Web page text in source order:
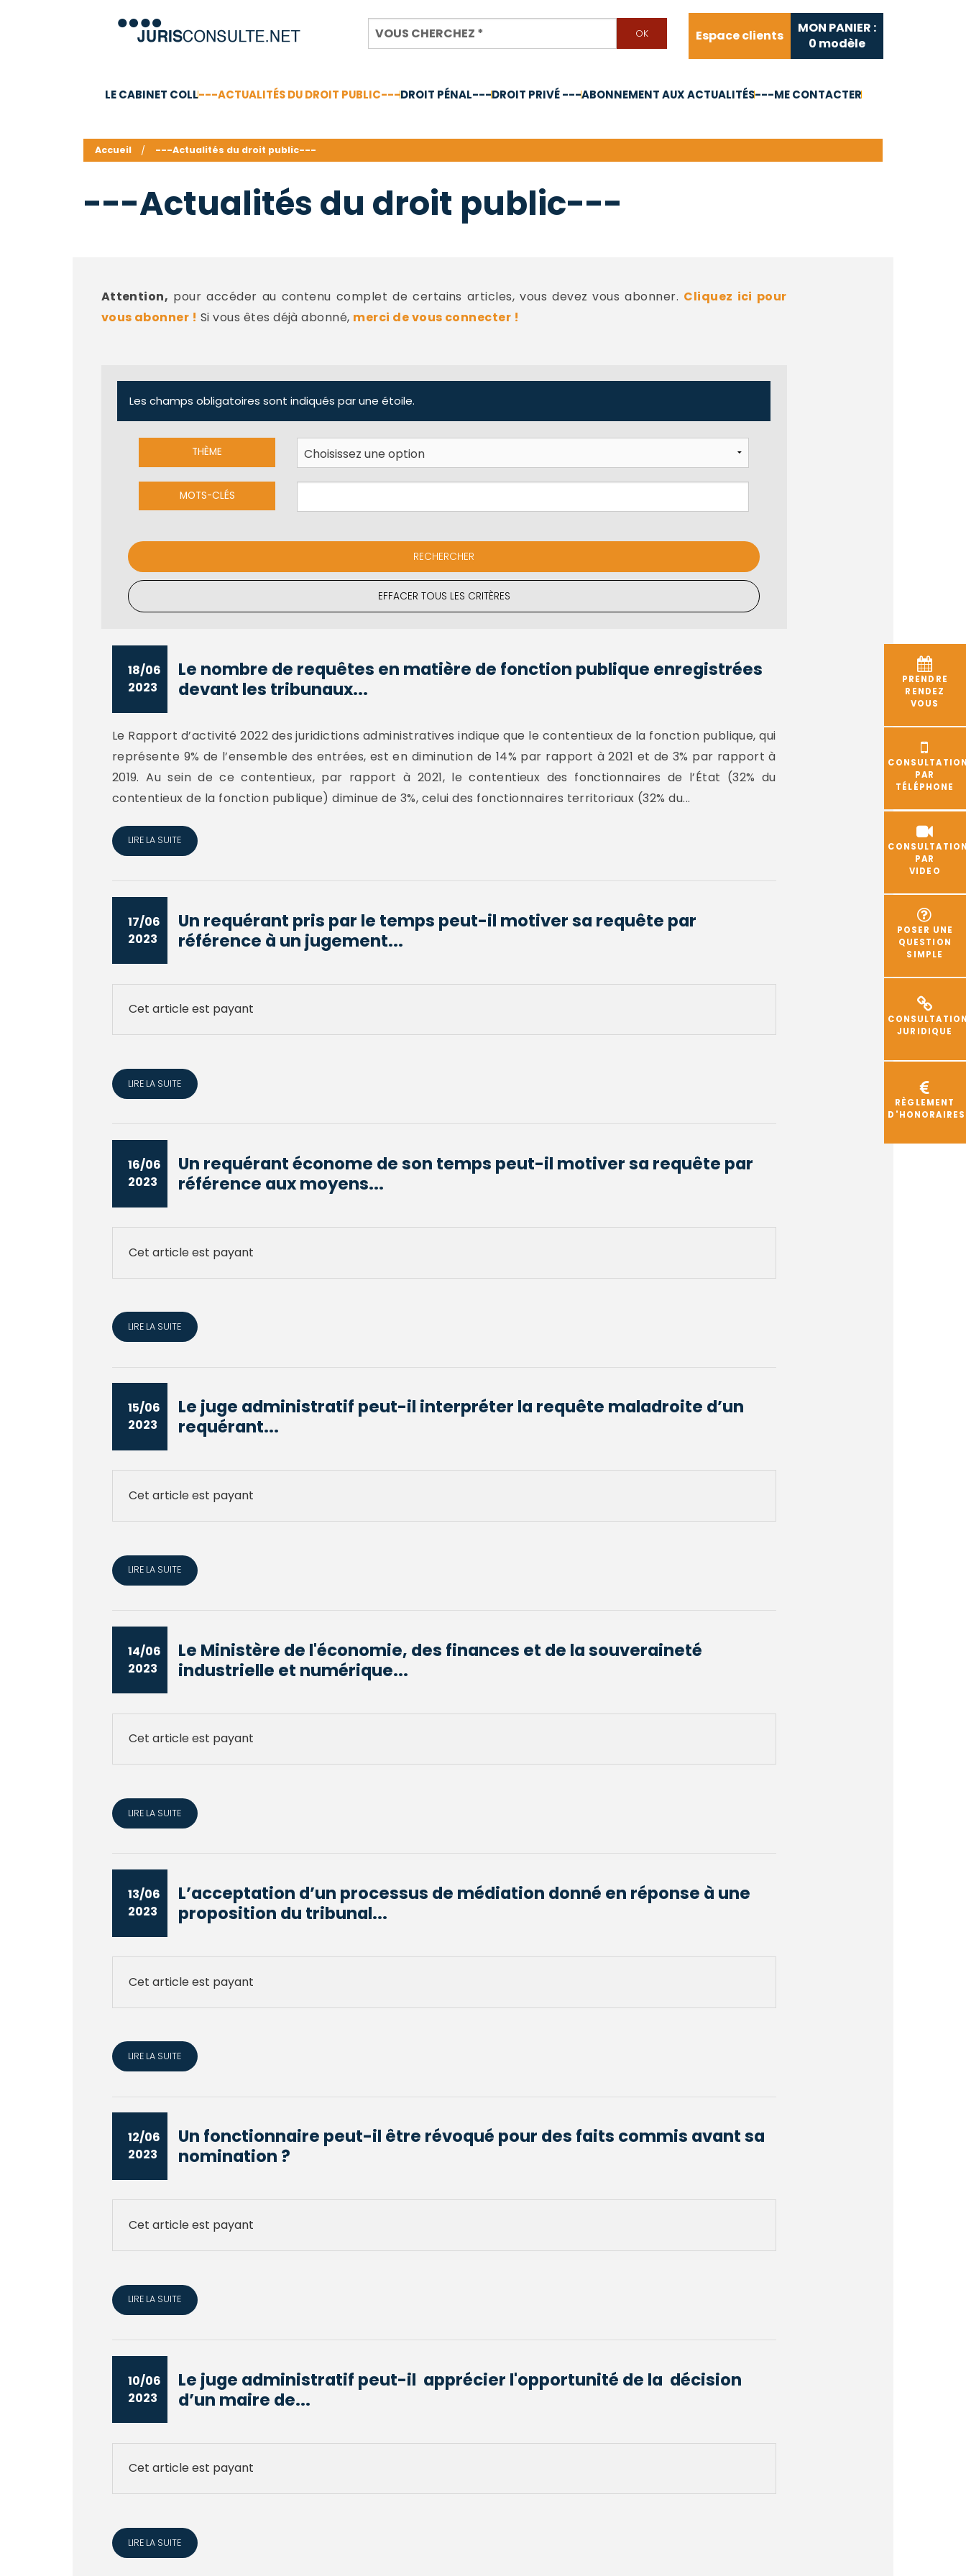
Espace clients
MON PANIER :
0 modèle
LE CABINET COLL---ACTUALITÉS DU DROIT PUBLIC---DROIT PÉNAL---DROIT PRIVÉ ---ABONNEMENT AUX ACTUALITÉS---ME CONTACTER
PRENDRE
RENDEZ
VOUS
PAR
TÉLÉPHONE
PAR
VIDEO
POSER UNE
QUESTION
SIMPLE
JURIDIQUE
RÈGLEMENT
D'HONORAIRES
Accueil ---Actualités du droit public---
---Actualités du droit public---
Attention, pour accéder au contenu complet de certains articles, vous devez vous abonner. Cliquez ici pour
vous abonner ! Si vous êtes déjà abonné, merci de vous connecter !
Les champs obligatoires sont indiqués par une étoile.
THÈME
MOTS-CLÉS
EFFACER TOUS LES CRITÈRES
18/06
2023
Le nombre de requêtes en matière de fonction publique enregistrées
devant les tribunaux...
Le Rapport d’activité 2022 des juridictions administratives indique que le contentieux de la fonction publique, qui
représente 9% de l’ensemble des entrées, est en diminution de 14% par rapport à 2021 et de 3% par rapport à
2019. Au sein de ce contentieux, par rapport à 2021, le contentieux des fonctionnaires de l’État (32% du
contentieux de la fonction publique) diminue de 3%, celui des fonctionnaires territoriaux (32% du...
LIRE LA SUITE
17/06
2023
Un requérant pris par le temps peut-il motiver sa requête par
référence à un jugement...
Cet article est payant
LIRE LA SUITE
16/06
2023
Un requérant économe de son temps peut-il motiver sa requête par
référence aux moyens...
Cet article est payant
LIRE LA SUITE
15/06
2023
Le juge administratif peut-il interpréter la requête maladroite d’un
requérant...
Cet article est payant
LIRE LA SUITE
14/06
2023
Le Ministère de l'économie, des finances et de la souveraineté
industrielle et numérique...
Cet article est payant
LIRE LA SUITE
13/06
2023
L’acceptation d’un processus de médiation donné en réponse à une
proposition du tribunal...
Cet article est payant
LIRE LA SUITE
12/06
2023
Un fonctionnaire peut-il être révoqué pour des faits commis avant sa
nomination ?
Cet article est payant
LIRE LA SUITE
10/06
2023
Le juge administratif peut-il apprécier l'opportunité de la décision
d’un maire de...
Cet article est payant
LIRE LA SUITE